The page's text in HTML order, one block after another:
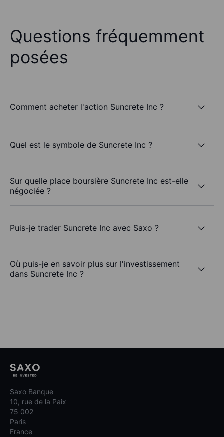
Questions fréquemment
posées
Comment acheter l'action Suncrete Inc ?
Quel est le symbole de Suncrete Inc ?
Sur quelle place boursière Suncrete Inc est-elle
négociée ?
Puis-je trader Suncrete Inc avec Saxo ?
Où puis-je en savoir plus sur l'investissement
dans Suncrete Inc ?
Saxo Banque
10, rue de la Paix
75 002
Paris
France